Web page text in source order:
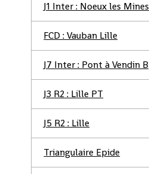
J1 Inter : Noeux les Mines
FCD : Vauban Lille
J7 Inter : Pont à Vendin B
J3 R2 : Lille PT
J5 R2 : Lille
Triangulaire Epide